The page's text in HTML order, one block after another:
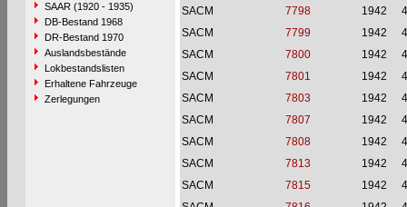
SAAR (1920 - 1935)
DB-Bestand 1968
DR-Bestand 1970
Auslandsbestände
Lokbestandslisten
Erhaltene Fahrzeuge
Zerlegungen
SACM
7798 1942
SACM
7799 1942
SACM
7800 1942
SACM
7801 1942
SACM
7803 1942
SACM
7807 1942
SACM
7808 1942
SACM
7813 1942
SACM
7815 1942